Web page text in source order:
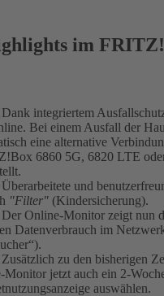
im
Dank integriertem
Bei einem Ausfall der
eine alternative
6860 5G, 6820 LTE
Überarbeitete und
"Filter" (Kindersicherung).
Der Online-Monitor zeigt nun
Datenverbrauch im
Zusätzlich zu den bisherigen
Monitor jetzt auch ein 2-
auswählen.